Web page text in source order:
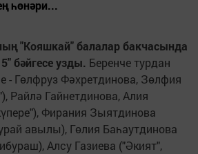
һөнәри...
"Кояшкай" балалар бакчасында
бәйгесе узды. Беренче турдан
- Гөлфруз Фәхретдинова, Зөлфия
Райлә Гайнетдинова, Алия
Фирания Зыятдинова
авылы), Гөлия Баһаутдинова
Алсу Газиева ("Әкият",